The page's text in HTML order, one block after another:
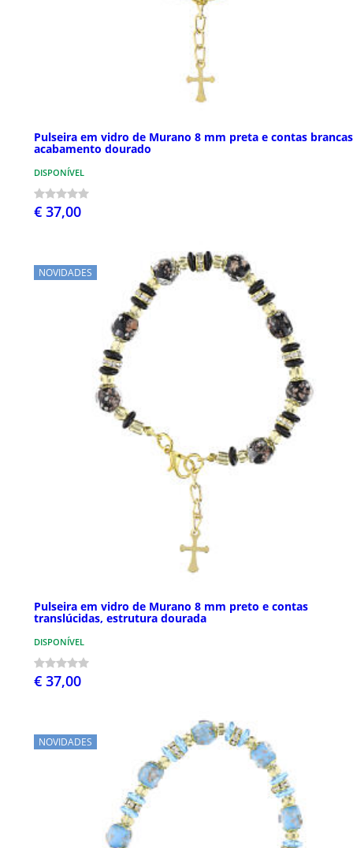
Pulseira em vidro de Murano 8 mm preta e contas
acabamento dourado
DISPONÍVEL
€ 37,00
NOVIDADES
Pulseira em vidro de Murano 8 mm preto e contas
translúcidas, estrutura dourada
DISPONÍVEL
€ 37,00
NOVIDADES